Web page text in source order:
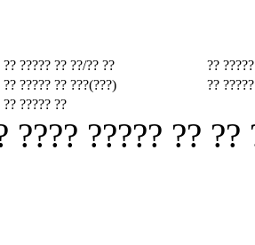
?? ????? ?? ??/?? ??
??
?? ????? ?? ???(???)
??
?? ????? ??
???? ????? ??